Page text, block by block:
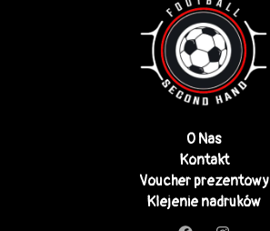
O Nas
Kontakt
Voucher prezentowy
Klejenie nadruków